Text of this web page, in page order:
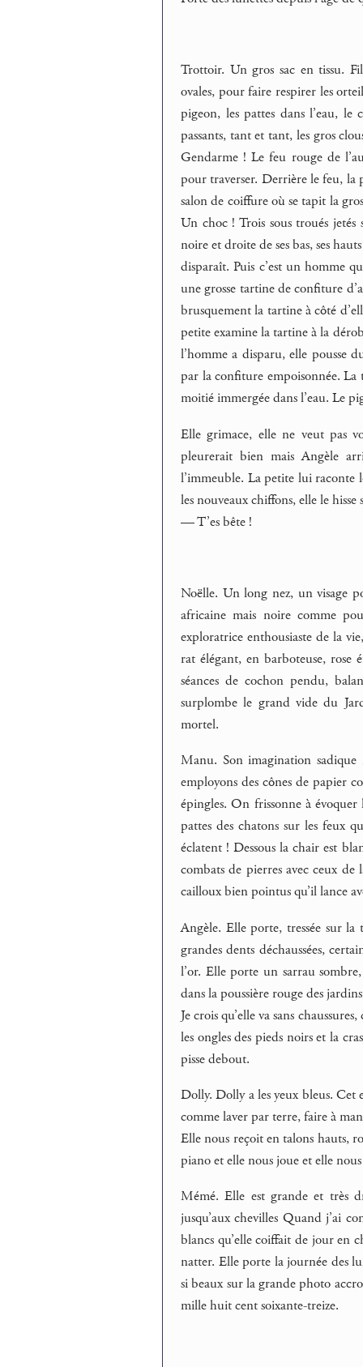
Trottoir. Un gros sac en tissu.
ovales, pour faire respirer les
pigeon, les pattes dans l’eau,
passants, tant et tant, les gros
Gendarme ! Le feu rouge de
pour traverser. Derrière le feu, la
salon de coiffure où se tapit la
Un choc ! Trois sous troués
noire et droite de ses bas, ses
disparaît. Puis c’est un homme
une grosse tartine de confiture
brusquement la tartine à côté
petite examine la tartine à la
l’homme a disparu, elle pousse
par la confiture empoisonnée. La
moitié immergée dans l’eau. Le
Elle grimace, elle ne veut pas
pleurerait bien mais Angèle
l’immeuble. La petite lui raconte
les nouveaux chiffons, elle le
— T’es bête !
Noëlle. Un long nez, un visage
africaine mais noire comme
exploratrice enthousiaste de la
rat élégant, en barboteuse,
séances de cochon pendu,
surplombe le grand vide du
mortel.
Manu. Son imagination sadique
employons des cônes de papier
épingles. On frissonne à
pattes des chatons sur les feux
éclatent ! Dessous la chair est
combats de pierres avec ceux
cailloux bien pointus qu’il lance
Angèle. Elle porte, tressée sur
grandes dents déchaussées,
l’or. Elle porte un sarrau sombre,
dans la poussière rouge des
Je crois qu’elle va sans
les ongles des pieds noirs et la
pisse debout.
Dolly. Dolly a les yeux bleus. Cet
comme laver par terre, faire à
Elle nous reçoit en talons hauts,
piano et elle nous joue et elle
Mémé. Elle est grande et très
jusqu’aux chevilles Quand j’ai
blancs qu’elle coiffait de jour en
natter. Elle porte la journée des
si beaux sur la grande photo
mille huit cent soixante-treize.